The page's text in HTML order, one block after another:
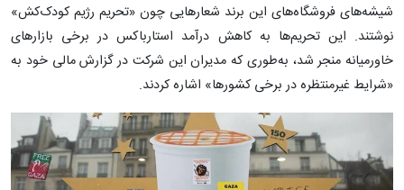
شیشه‌های فروشگاه‌های این برند شعارهایی چون «تحریم رژیم کودک‌کش»
نوشتند. این تحریم‌ها به کاهش درآمد استارباکس در برخی بازارهای
خاورمیانه منجر شد، به‌طوری که مدیران این شرکت در گزارش مالی خود به
«شرایط غیرمنتظره در برخی کشورها» اشاره کردند.